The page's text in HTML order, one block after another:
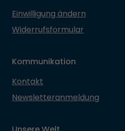
Einwilligung ändern
Widerrufsformular
Kommunikation
Kontakt
Newsletteranmeldung